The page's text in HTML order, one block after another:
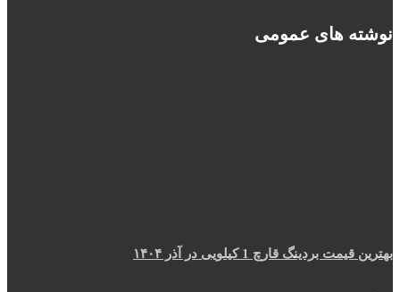
نوشته های عمومی
بهترین قیمت بردینگ قارچ 1 کیلویی در آذر ۱۴۰۴